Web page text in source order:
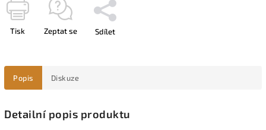
Tisk Zeptat se Sdílet
Popis Diskuze
Detailní popis produktu